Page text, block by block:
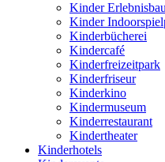
Kinder
Kinder
Kinderbücherei
Kindercafé
Kinderfreizeitpark
Kinderfriseur
Kinderkino
Kindermuseum
Kinderrestaurant
Kindertheater
Kinderhotels